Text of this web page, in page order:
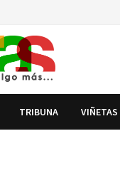
TRIBUNA VIÑETAS